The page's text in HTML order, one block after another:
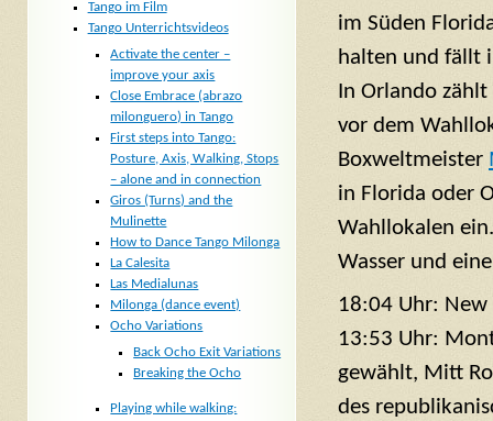
im Süden
halten und fällt
In Orlando
vor dem
Boxweltmeister
in Florida oder
Wahllokalen
Wasser und
18:04 Uhr: New
13:53 Uhr:
gewählt, Mitt
des
Tango im Film
Tango Unterrichtsvideos
Activate the center –
improve your axis
Close Embrace (abrazo
milonguero) in Tango
First steps into Tango:
Posture, Axis, Walking, Stops
– alone and in connection
Giros (Turns) and the
Mulinette
How to Dance Tango Milonga
La Calesita
Las Medialunas
Milonga (dance event)
Ocho Variations
Back Ocho Exit Variations
Breaking the Ocho
Playing while walking: